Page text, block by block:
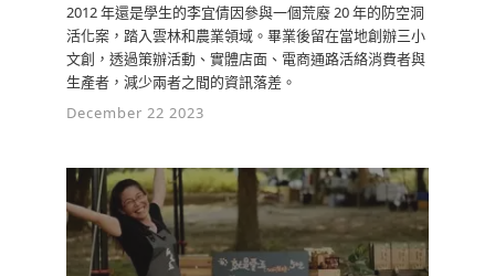
檢舉留言
農業要如何轉換大家原有的認知？我認為
這是未來台灣在農業可以提升價值的方
那時常開玩笑跟我媽說：「我想跟你借
0 2y
檢舉留言
媽媽是南投埔里人，因為這樣的因緣際會
2012 年還是學生的李宜倩因參與一個荒廢 20 年的防空洞
活化案，踏入雲林和農業領域。畢業後留在當地創辦三小
文創，透過策辦活動、實體店面、電商通路活絡消費者與
生產者，減少兩者之間的資訊落差。
December 22 2023